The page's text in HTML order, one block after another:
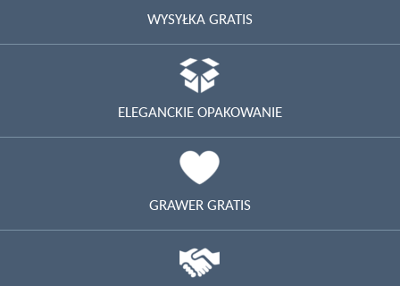
WYSYŁKA GRATIS
ELEGANCKIE OPAKOWANIE
GRAWER GRATIS